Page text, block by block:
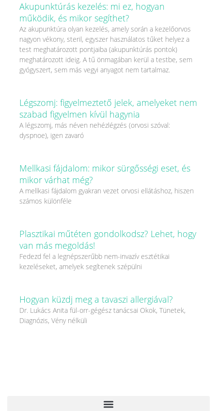
Akupunktúrás kezelés: mi ez, hogyan
működik, és mikor segíthet?
Az akupunktúra olyan kezelés, amely során a kezelőorvos
nagyon vékony, steril, egyszer használatos tűket helyez a
test meghatározott pontjaiba (akupunktúrás pontok)
meghatározott ideig. A tű önmagában kerül a testbe, sem
gyógyszert, sem más vegyi anyagot nem tartalmaz.
Légszomj: figyelmeztető jelek, amelyeket nem
szabad figyelmen kívül hagynia
A légszomj, más néven nehézlégzés (orvosi szóval:
dyspnoe), igen zavaró
Mellkasi fájdalom: mikor sürgősségi eset, és
mikor várhat még?
A mellkasi fájdalom gyakran vezet orvosi ellátáshoz, hiszen
számos különféle
Plasztikai műtéten gondolkodsz? Lehet, hogy
van más megoldás!
Fedezd fel a legnépszerűbb nem-invazív esztétikai
kezeléseket, amelyek segítenek szépülni
Hogyan küzdj meg a tavaszi allergiával?
Dr. Lukács Anita fül-orr-gégész tanácsai Okok, Tünetek,
Diagnózis, Vény nélküli